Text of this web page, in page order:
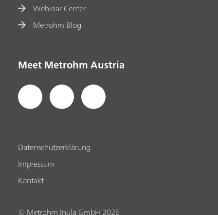
Webinar Center
Metrohm Blog
Meet Metrohm Austria
Datenschutzerklärung
Impressum
Kontakt
© Metrohm Inula GmbH 2026